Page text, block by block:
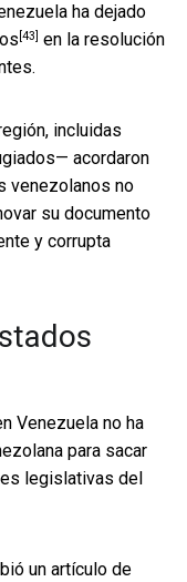
ha dejado
[43] en la resolución
incluidas
acordaron
venezolanos no
su documento
y corrupta
Venezuela no ha
para sacar
legislativas del
un artículo de